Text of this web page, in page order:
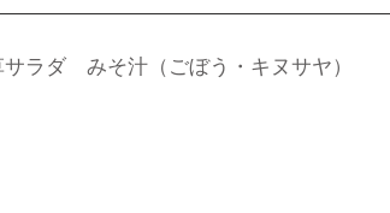
ラダ　みそ汁（ごぼう・キヌサヤ）